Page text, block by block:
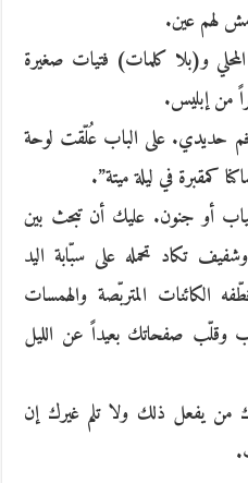
لهم عين.
المحلي و(بلا كلمات) فتيات صغيرة
من إبليس.
حديدي. على الباب عُلّقت لوحة
كمقبرة في ليلة ميتة”.
أو جنون. عليك أن تبحث بين
تكاد تحمله على سبّابة اليد
الكائنات المتربّصة والهمسات
وقلّب صفحاتك بعيداً عن الليل
يفعل ذلك ولا تلم غيرك إن